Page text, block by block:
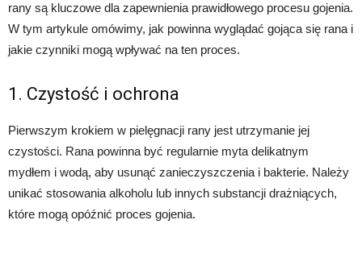
rany są kluczowe dla zapewnienia prawidłowego procesu gojenia.
W tym artykule omówimy, jak powinna wyglądać gojąca się rana i
jakie czynniki mogą wpływać na ten proces.
1. Czystość i ochrona
Pierwszym krokiem w pielęgnacji rany jest utrzymanie jej
czystości. Rana powinna być regularnie myta delikatnym
mydłem i wodą, aby usunąć zanieczyszczenia i bakterie. Należy
unikać stosowania alkoholu lub innych substancji drażniących,
które mogą opóźnić proces gojenia.